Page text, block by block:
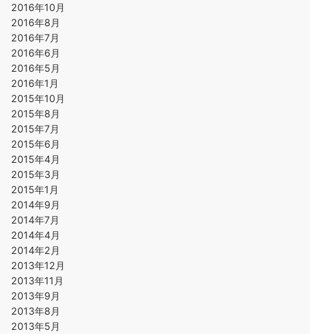
2016年10月
2016年8月
2016年7月
2016年6月
2016年5月
2016年1月
2015年10月
2015年8月
2015年7月
2015年6月
2015年4月
2015年3月
2015年1月
2014年9月
2014年7月
2014年4月
2014年2月
2013年12月
2013年11月
2013年9月
2013年8月
2013年5月